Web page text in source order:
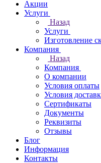
Акции
Услуги
Назад
Услуги
Изготовление
Компания
Назад
Компания
О компании
Условия оплаты
Условия
Сертификаты
Документы
Реквизиты
Отзывы
Блог
Информация
Контакты